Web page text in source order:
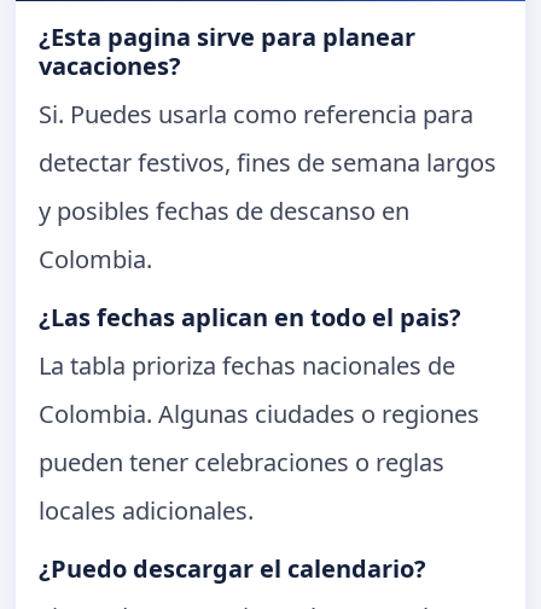
¿Esta pagina sirve para planear
vacaciones?
Si. Puedes usarla como referencia para
detectar festivos, fines de semana largos
y posibles fechas de descanso en
Colombia.
¿Las fechas aplican en todo el pais?
La tabla prioriza fechas nacionales de
Colombia. Algunas ciudades o regiones
pueden tener celebraciones o reglas
locales adicionales.
¿Puedo descargar el calendario?